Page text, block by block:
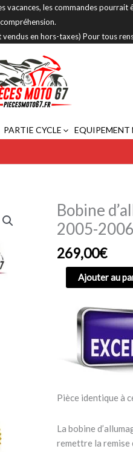
vacances, les commandes
compréhension.
en hors-taxes) Pour tous
PARTIE CYCLE EQUIPEMENT
Bobine
2005-2006
269,00€
quantité
de
Bobine
d’allumage
crayon
KAWASAKI
2005-
2006
Ajouter au
Pièce identique à
La bobine
remettre la remise